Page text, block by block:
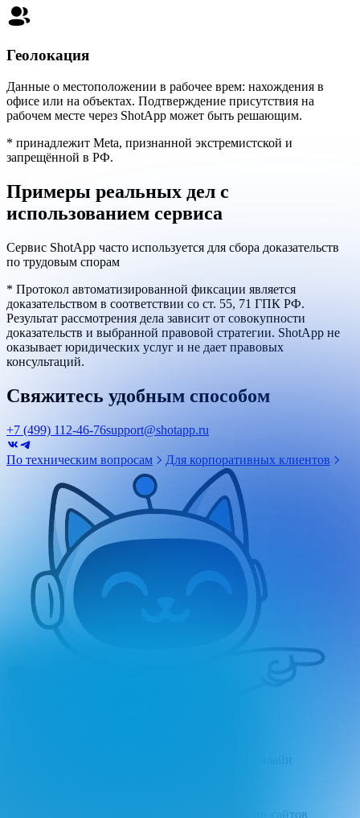
Геолокация
Данные о местоположении в рабочее врем: нахождения в
офисе или на объектах. Подтверждение присутствия на
рабочем месте через ShotApp может быть решающим.
* принадлежит Meta, признанной экстремистской и
запрещённой в РФ.
Примеры реальных дел с
использованием сервиса
Сервис ShotApp часто используется для сбора доказательств
по трудовым спорам
* Протокол автоматизированной фиксации является
доказательством в соответствии со ст. 55, 71 ГПК РФ.
Результат рассмотрения дела зависит от совокупности
доказательств и выбранной правовой стратегии. ShotApp не
оказывает юридических услуг и не дает правовых
консультаций.
Свяжитесь удобным способом
+7 (499) 112-46-76support@shotapp.ru
По техническим вопросам Для корпоративных клиентов
Нотариальное заверение сайтов и эл. почты онлайн
Бесплатный сервис по поиску архивных копий сайтов